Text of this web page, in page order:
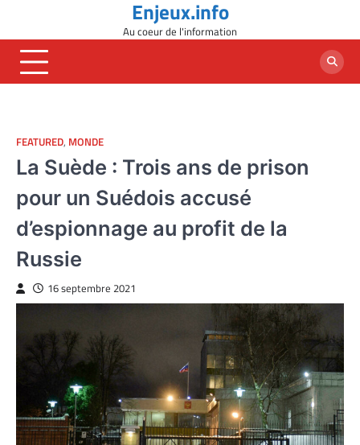
content
Enjeux.info
Au coeur de l'information
FEATURED, MONDE
La Suède : Trois ans de prison
pour un Suédois accusé
d’espionnage au profit de la
Russie
16 septembre 2021